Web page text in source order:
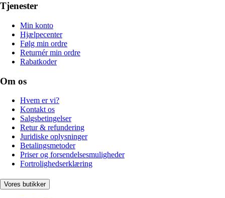
Tjenester
Min konto
Hjælpecenter
Følg min ordre
Returnér min ordre
Rabatkoder
Om os
Hvem er vi?
Kontakt os
Salgsbetingelser
Retur & refundering
Juridiske oplysninger
Betalingsmetoder
Priser og forsendelsesmuligheder
Fortrolighedserklæring
Vores butikker